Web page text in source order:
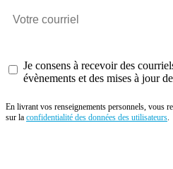
Je consens à recevoir des
évènements et des mises à jour
En livrant vos renseignements personnels, vous
sur la confidentialité des données des utilisateurs.